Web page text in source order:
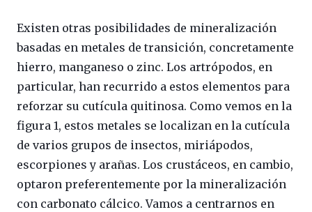
Existen otras posibilidades de mineralización
basadas en metales de transición, concretamente
hierro, manganeso o zinc. Los artrópodos, en
particular, han recurrido a estos elementos para
reforzar su cutícula quitinosa. Como vemos en la
figura 1, estos metales se localizan en la cutícula
de varios grupos de insectos, miriápodos,
escorpiones y arañas. Los crustáceos, en cambio,
optaron preferentemente por la mineralización
con carbonato cálcico. Vamos a centrarnos en